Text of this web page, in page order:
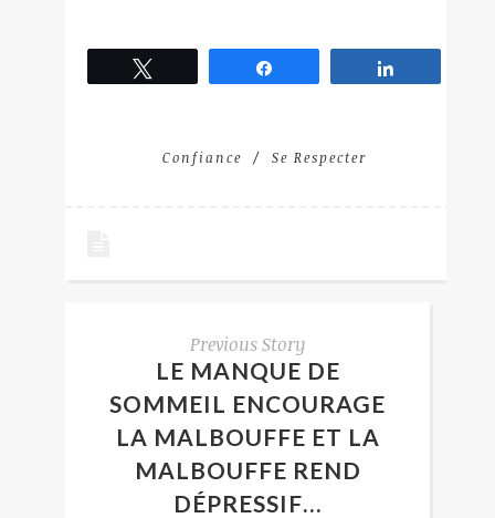
Confiance Se Respecter
Previous Story
LE MANQUE DE
SOMMEIL ENCOURAGE
LA MALBOUFFE ET LA
MALBOUFFE REND
DÉPRESSIF…